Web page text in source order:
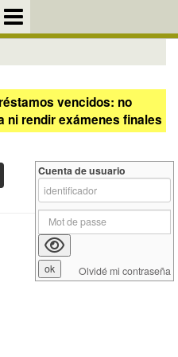
vencidos: no
ni rendir exámenes finales
Cuenta de usuario
Olvidé mi contraseña